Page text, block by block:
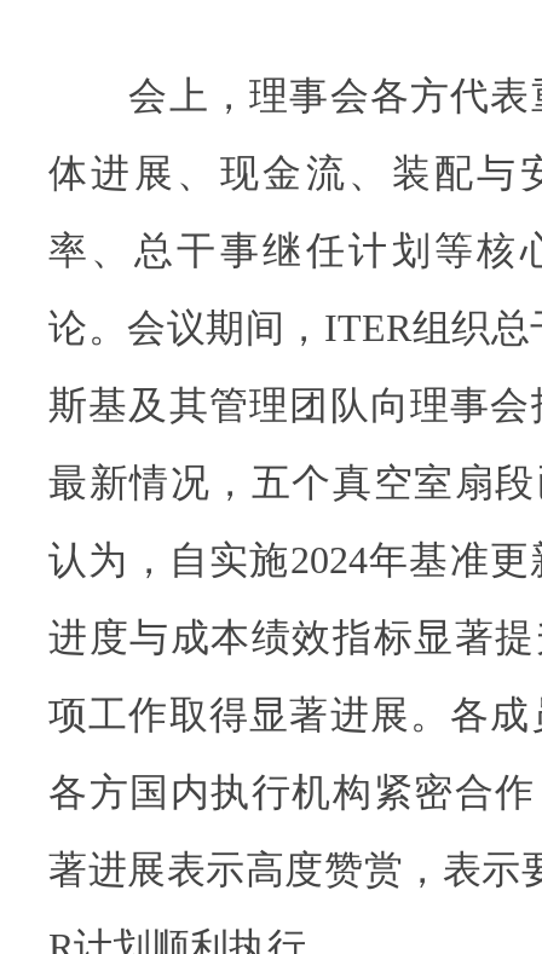
会上，理事会各方代表
体进展、现金流、装配与
率、总干事继任计划等核
论。会议期间，ITER组织总
斯基及其管理团队向理事
最新情况，五个真空室扇
认为，自实施2024年基准
进度与成本绩效指标显著
项工作取得显著进展。各
各方国内执行机构紧密合
著进展表示高度赞赏，表示